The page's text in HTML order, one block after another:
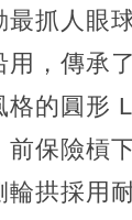
抓人眼
用，傳承
格的圓形
前保險槓
輪拱採用